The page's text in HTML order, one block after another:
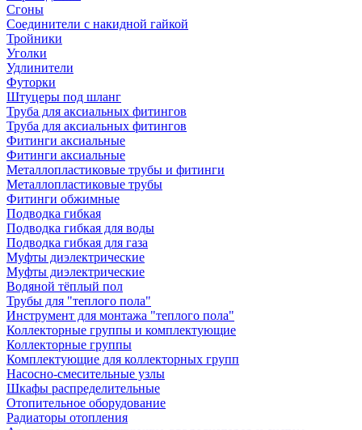
Сгоны
Соединители с накидной гайкой
Тройники
Уголки
Удлинители
Футорки
Штуцеры под шланг
Труба для аксиальных фитингов
Труба для аксиальных фитингов
Фитинги аксиальные
Фитинги аксиальные
Металлопластиковые трубы и фитинги
Металлопластиковые трубы
Фитинги обжимные
Подводка гибкая
Подводка гибкая для воды
Подводка гибкая для газа
Муфты диэлектрические
Муфты диэлектрические
Водяной тёплый пол
Трубы для "теплого пола"
Инструмент для монтажа "теплого пола"
Коллекторные группы и комплектующие
Коллекторные группы
Комплектующие для коллекторных групп
Насосно-смесительные узлы
Шкафы распределительные
Отопительное оборудование
Радиаторы отопления